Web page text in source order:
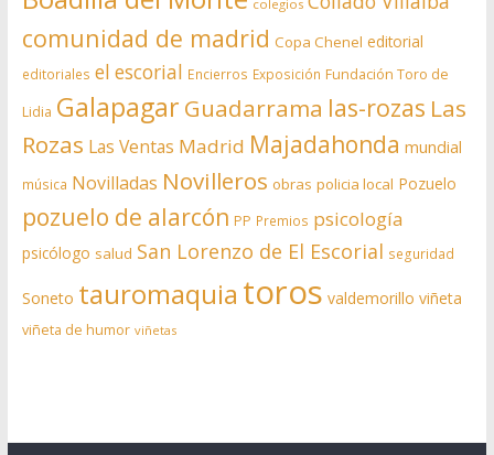
colegios
comunidad de madrid Copa Chenel editorial
editoriales el escorial Encierros Exposición Fundación Toro de
Lidia Galapagar Guadarrama las-rozas Las
Rozas Las Ventas Madrid Majadahonda mundial
música Novilladas Novilleros obras policia local Pozuelo
pozuelo de alarcón PP Premios psicología
psicólogo salud San Lorenzo de El Escorial seguridad
Soneto tauromaquia toros valdemorillo viñeta
viñeta de humor viñetas